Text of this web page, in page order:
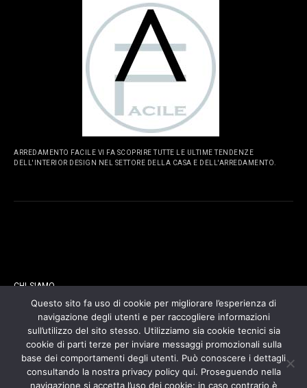
ARREDAMENTO FACILE VI FA SCOPRIRE TUTTE LE ULTIME TENDENZE
DELL'INTERIOR DESIGN NEL SETTORE DELLA CASA E DELL'ARREDAMENTO.
CHI SIAMO
CONTATTI
COOKIES POLICY
Questo sito fa uso di cookie per migliorare l’esperienza di
navigazione degli utenti e per raccogliere informazioni
sull’utilizzo del sito stesso. Utilizziamo sia cookie tecnici sia
cookie di parti terze per inviare messaggi promozionali sulla
base dei comportamenti degli utenti. Può conoscere i dettagli
consultando la nostra privacy policy qui. Proseguendo nella
navigazione si accetta l’uso dei cookie; in caso contrario è